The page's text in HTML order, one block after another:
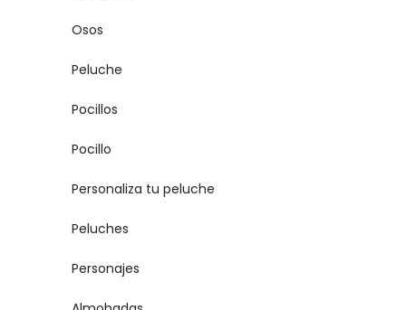
Osos
Peluche
Pocillos
Pocillo
Personaliza tu peluche
Peluches
Personajes